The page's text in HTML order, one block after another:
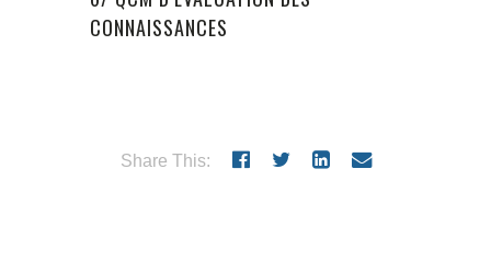
CONNAISSANCES
Share This: